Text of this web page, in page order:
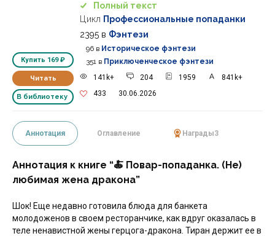
Купить 169 ₽
Читать
В библиотеку
Полный текст
Цикл Профессиональные попаданки
2395 в Фэнтези
96 в Историческое фэнтези
351 в Приключенческое фэнтези
141k+
204 1959
841k+
433
30.06.2026
Аннотация Оглавление Награды3
Аннотация к книге “🍝 Повар-попаданка. (Не)
любимая жена дракона”
Шок! Еще недавно готовила блюда для банкета
молодоженов в своем ресторанчике, как вдруг оказалась в
теле ненавистной жены герцога-дракона. Тиран держит ее в